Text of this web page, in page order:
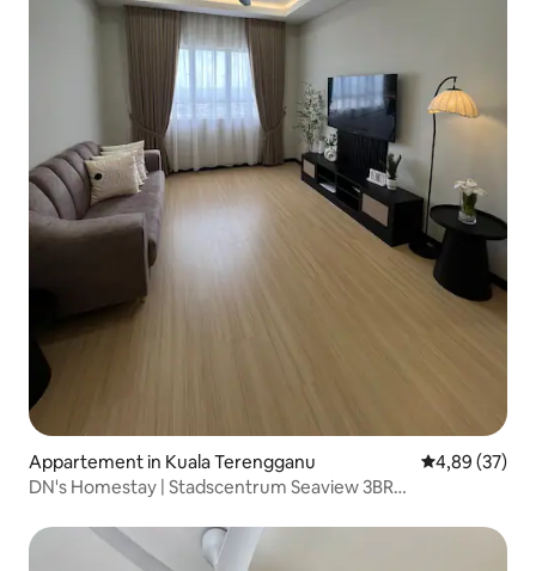
Appartement in Kuala Terengganu Gemiddelde
4,89 (37)
DN's Homestay | Stadscentrum Seaview 3BR